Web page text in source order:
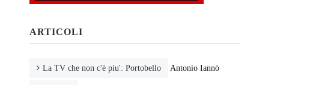
ARTICOLI
La TV che non c'è piu': Portobello Antonio Iannò